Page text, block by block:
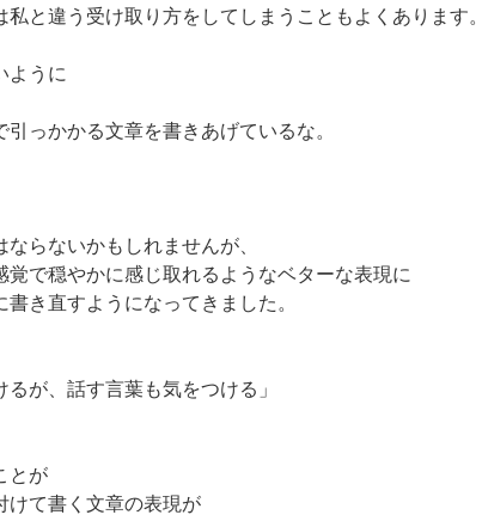
私と違う受け取り方をしてしまうこともよくあります。
ように
引っかかる文章を書きあげているな。
らないかもしれませんが、
覚で穏やかに感じ取れるようなベターな表現に
書き直すようになってきました。
るが、話す言葉も気をつける」
とが
けて書く文章の表現が